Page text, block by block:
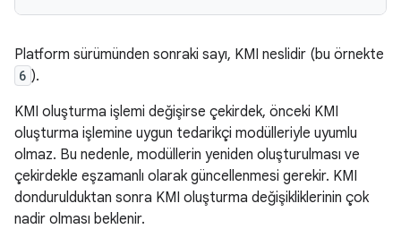
Platform sürümünden sonraki sayı, KMI neslidir (bu örnekte
6 ).
KMI oluşturma işlemi değişirse çekirdek, önceki KMI
oluşturma işlemine uygun tedarikçi modülleriyle uyumlu
olmaz. Bu nedenle, modüllerin yeniden oluşturulması ve
çekirdekle eşzamanlı olarak güncellenmesi gerekir. KMI
dondurulduktan sonra KMI oluşturma değişikliklerinin çok
nadir olması beklenir.